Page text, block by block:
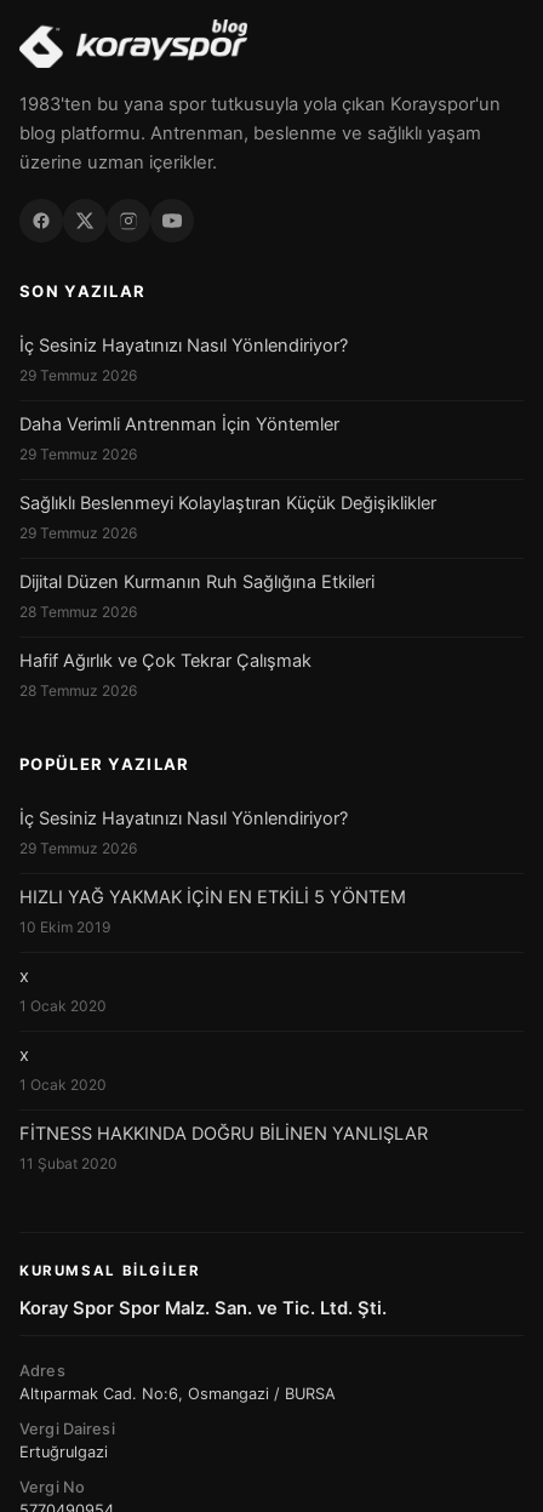
1983'ten bu yana spor tutkusuyla yola çıkan Korayspor'un
blog platformu. Antrenman, beslenme ve sağlıklı yaşam
üzerine uzman içerikler.
SON YAZILAR
İç Sesiniz Hayatınızı Nasıl Yönlendiriyor?
29 Temmuz 2026
Daha Verimli Antrenman İçin Yöntemler
29 Temmuz 2026
Sağlıklı Beslenmeyi Kolaylaştıran Küçük Değişiklikler
29 Temmuz 2026
Dijital Düzen Kurmanın Ruh Sağlığına Etkileri
28 Temmuz 2026
Hafif Ağırlık ve Çok Tekrar Çalışmak
28 Temmuz 2026
POPÜLER YAZILAR
İç Sesiniz Hayatınızı Nasıl Yönlendiriyor?
29 Temmuz 2026
HIZLI YAĞ YAKMAK İÇİN EN ETKİLİ 5 YÖNTEM
10 Ekim 2019
x
1 Ocak 2020
x
1 Ocak 2020
FİTNESS HAKKINDA DOĞRU BİLİNEN YANLIŞLAR
11 Şubat 2020
KURUMSAL BILGILER
Koray Spor Spor Malz. San. ve Tic. Ltd. Şti.
Adres
Altıparmak Cad. No:6, Osmangazi / BURSA
Vergi Dairesi
Ertuğrulgazi
Vergi No